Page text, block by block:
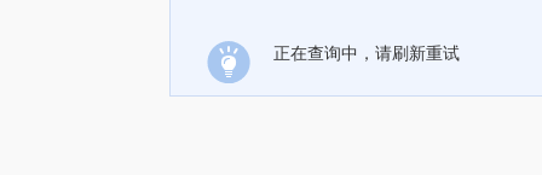
正在查询中，请刷新重试